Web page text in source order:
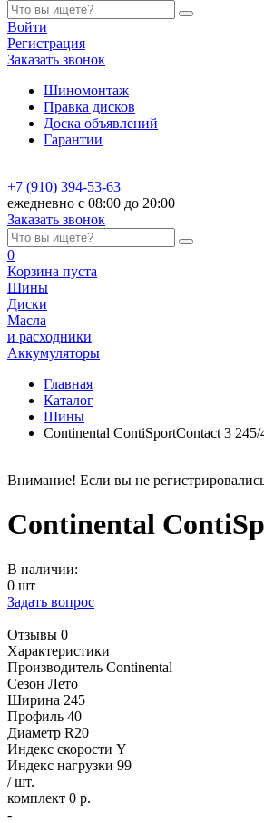
Войти
Регистрация
Заказать звонок
Шиномонтаж
Правка дисков
Доска объявлений
Гарантии
+7 (910) 394-53-63
ежедневно с 08:00 до 20:00
Заказать звонок
0
Корзина пуста
Шины
Диски
Масла
и расходники
Аккумуляторы
Главная
Каталог
Шины
Continental ContiSportContact 3
Внимание! Если вы не
Continental
В наличии:
0 шт
Задать вопрос
Отзывы 0
Характеристики
Производитель Continental
Сезон Лето
Ширина 245
Профиль 40
Диаметр R20
Индекс скорости Y
Индекс нагрузки 99
/ шт.
комплект 0 р.
-